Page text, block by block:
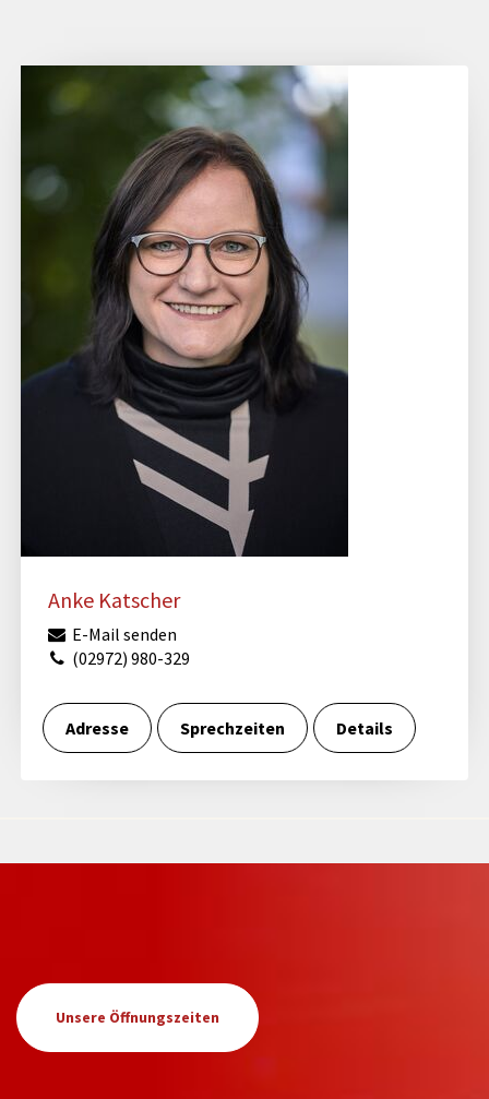
Anke Katscher
E-Mail senden
(02972) 980-329
Adresse Sprechzeiten Details
Unsere Öffnungszeiten